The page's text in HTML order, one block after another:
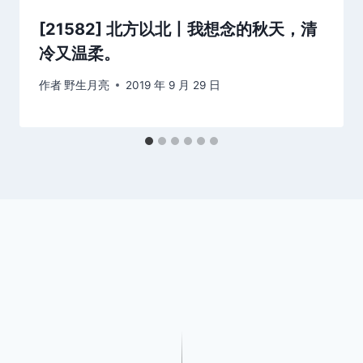
[21582] 北方以北丨我想念的秋天，清
冷又温柔。
作者 野生月亮 2019 年 9 月 29 日